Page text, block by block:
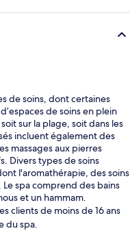
de soins, dont certaines
de soins en plein
sur la plage, soit dans les
incluent également des
massages aux pierres
Divers types de soins
l'aromathérapie, des soins
spa comprend des bains
et un hammam.
clients de moins de 16 ans
du spa.